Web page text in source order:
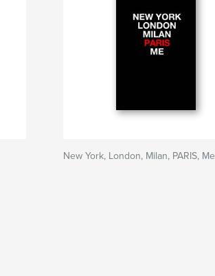
New York, London, Milan, PARIS, Me